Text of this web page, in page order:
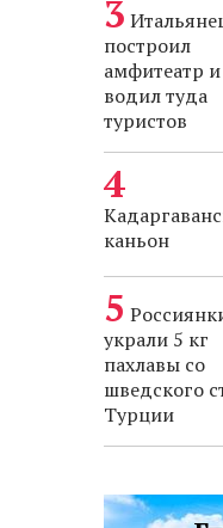
построил
амфитеатр и
водил туда
туристов
каньон
украли 5 кг
пахлавы со
шведского
Турции